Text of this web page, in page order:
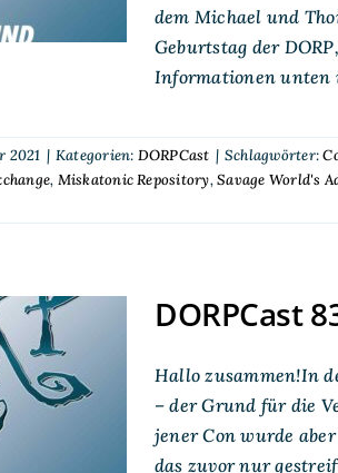
dem Michael und
Geburtstag der
Informationen unten
2021 | Kategorien: DORPCast | Schlagwörter:
, Miskatonic Repository,Savage World's
und
DORPCast
Hallo zusammen!In
– der Grund für die
jener Con wurde
das zuvor nur